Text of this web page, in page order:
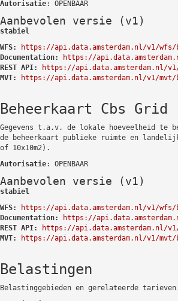
Autorisatie: OPENBAAR
Aanbevolen versie (v1)
stabiel
WFS:
https://api.data.amsterdam.nl/v1/wfs/
Documentation:
https://
REST API:
https://api.data.amsterdam.nl/
MVT:
https://api.data.amsterdam.nl/v1/mvt/
Beheerkaart Cbs Grid
Gegevens t.a.v. de lokale hoeveelheid te
de beheerkaart publieke ruimte en landelijk
of 10x10m2).
Autorisatie: OPENBAAR
Aanbevolen versie (v1)
stabiel
WFS:
https://api.data.amsterdam.nl/v1/wfs/
Documentation:
https://
REST API:
https://api.data.amsterdam.nl/
MVT:
https://api.data.amsterdam.nl/v1/mvt/
Belastingen
Belastinggebieden en gerelateerde